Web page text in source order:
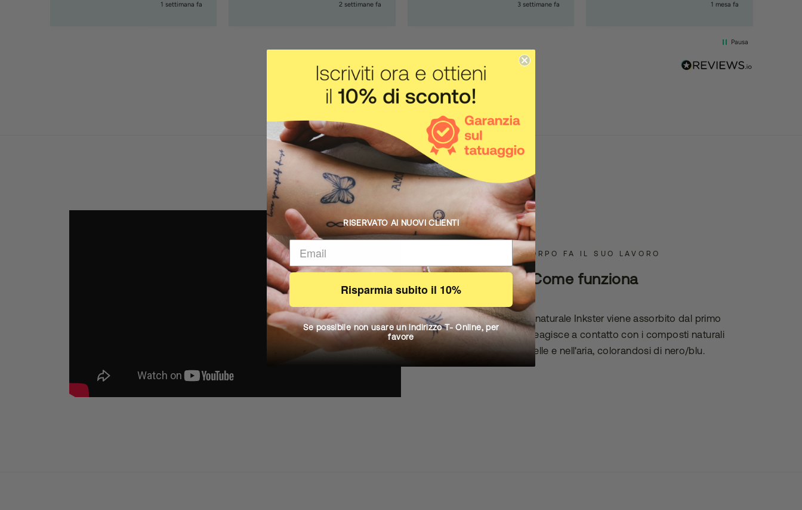
1 settimana fa 2 settimane fa 3 settimane fa 1 mesa fa
Pausa
IL CORPO FA IL SUO LAVORO
Come funziona
Il nostro inchiostro naturale Inkster viene assorbito dal primo
strato della pelle e reagisce a contatto con i composti naturali
presenti nella pelle e nell'aria, colorandosi di nero/blu.
RISERVATO AI NUOVI CLIENTI
Risparmia subito il 10%
Se possibile non usare un indirizzo T- Online, per
favore